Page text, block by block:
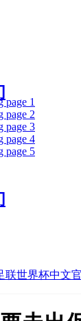
page 1
page 2
page 3
page 4
page 5
联世界杯中文